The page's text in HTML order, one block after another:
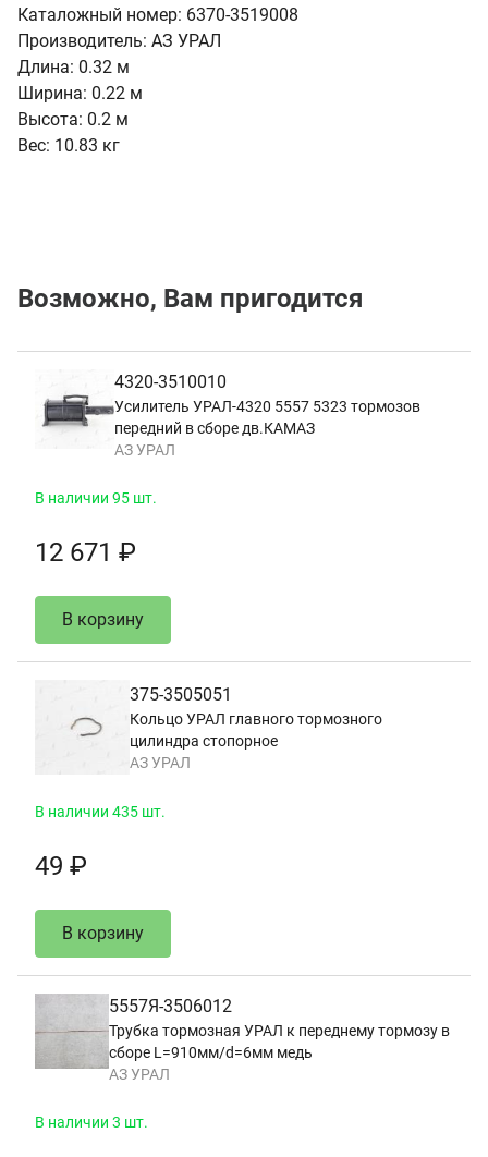
Каталожный номер: 6370-3519008
Производитель: АЗ УРАЛ
Длина: 0.32 м
Ширина: 0.22 м
Высота: 0.2 м
Вес: 10.83 кг
Возможно, Вам пригодится
4320-3510010
Усилитель УРАЛ-4320 5557 5323 тормозов
передний в сборе дв.КАМАЗ
АЗ УРАЛ
В наличии 95 шт.
12 671 ₽
В корзину
375-3505051
Кольцо УРАЛ главного тормозного
цилиндра стопорное
АЗ УРАЛ
В наличии 435 шт.
49 ₽
В корзину
5557Я-3506012
Трубка тормозная УРАЛ к переднему тормозу в
сборе L=910мм/d=6мм медь
АЗ УРАЛ
В наличии 3 шт.